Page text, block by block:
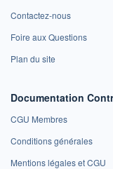
Contactez-nous
Foire aux Questions
Plan du site
Documentation
CGU Membres
Conditions générales
Mentions légales et CGU